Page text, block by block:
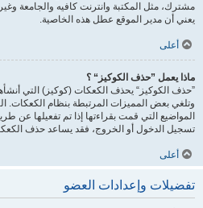
مشترك، مثل المكتبة وانترنت كافيه والجامعة
يعني أن مدير الموقع عطل هذه الخاصية.
أعلى
ماذا يعمل ”حذف الكوكيز“ ؟
”حذف الكوكيز“ يحذف الكعكات (كوكيز) التي
وتلغي بعض المميزات المرتبطة بنظام الكعكات.
المواضيع التي قمت بقراءتها إذا تم تفعيلها عن
تسجيل الدخول أو الخروج، فقد يساعد حذف
أعلى
تفضيلات وإعدادات العضو